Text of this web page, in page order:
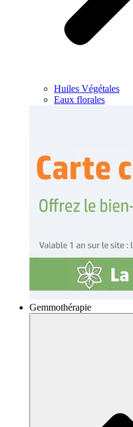
Huiles Végétales
Eaux florales
Gemmothérapie